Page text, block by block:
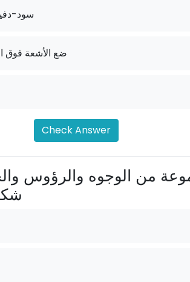
سود-
ضع الأشعة فوق
Check Answer